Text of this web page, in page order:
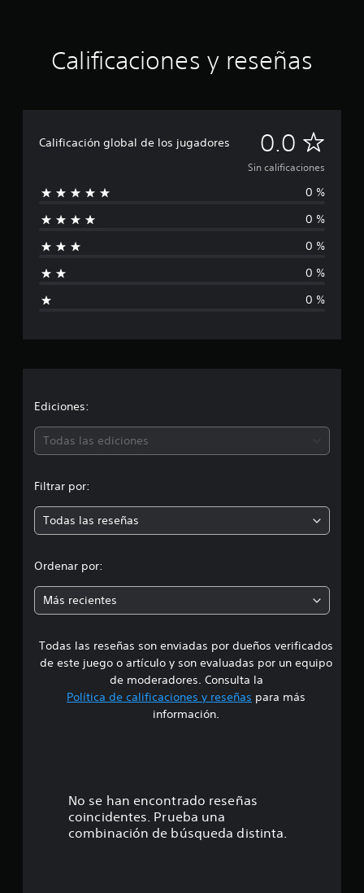
Calificaciones y reseñas
Calificación global de los jugadores 0.0 S
i
n
c
a
i
o
e
s
Sin calificaciones
0 %
0 %
0 %
0 %
0 %
Ediciones:
Todas las ediciones
Filtrar por:
Todas las reseñas
Ordenar por:
Más recientes
Todas las reseñas son enviadas por dueños verificados
de este juego o artículo y son evaluadas por un equipo
de moderadores. Consulta la
Política de calificaciones y reseñas para más
información.
No se han encontrado reseñas
coincidentes. Prueba una
combinación de búsqueda distinta.